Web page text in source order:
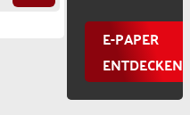
E-PAPER
ENTDECKEN